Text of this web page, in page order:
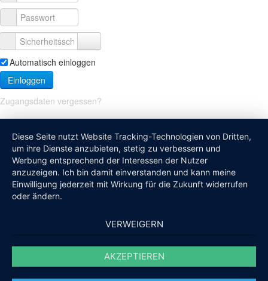
Automatisch einloggen
Einloggen
Zugangsdaten vergessen?
Diese Seite nutzt Website Tracking-Technologien von Dritten,
um ihre Dienste anzubieten, stetig zu verbessern und
Werbung entsprechend der Interessen der Nutzer
anzuzeigen. Ich bin damit einverstanden und kann meine
Einwilligung jederzeit mit Wirkung für die Zukunft widerrufen
oder ändern.
VERWEIGERN
AKZEPTIEREN